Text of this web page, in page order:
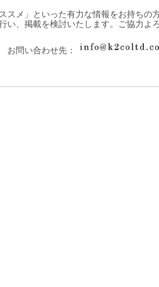
スメ」といった有力な情報をお持ちの
い、掲載を検討いたします。ご協力よ
お問い合わせ先：